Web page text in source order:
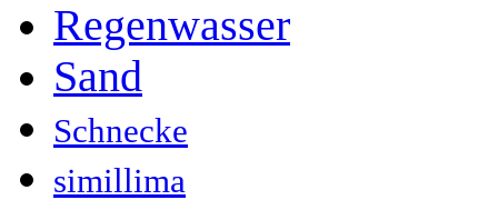
Regenwasser
Sand
Schnecke
simillima